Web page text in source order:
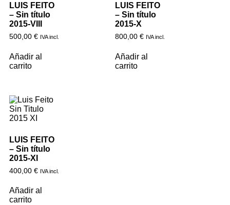
LUIS FEITO
– Sin título
2015-VIII
500,00 € IVA incl.
Añadir al
carrito
LUIS FEITO
– Sin título
2015-X
800,00 € IVA incl.
Añadir al
carrito
LUIS FEITO
– Sin título
2015-XI
400,00 € IVA incl.
Añadir al
carrito